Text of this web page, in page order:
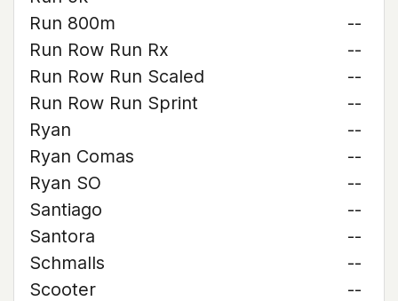
Run 800m
--
Run Row Run Rx
--
Run Row Run Scaled
--
Run Row Run Sprint
--
Ryan
--
Ryan Comas
--
Ryan SO
--
Santiago
--
Santora
--
Schmalls
--
Scooter
--